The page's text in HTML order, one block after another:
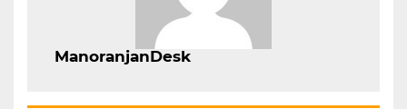
ManoranjanDesk